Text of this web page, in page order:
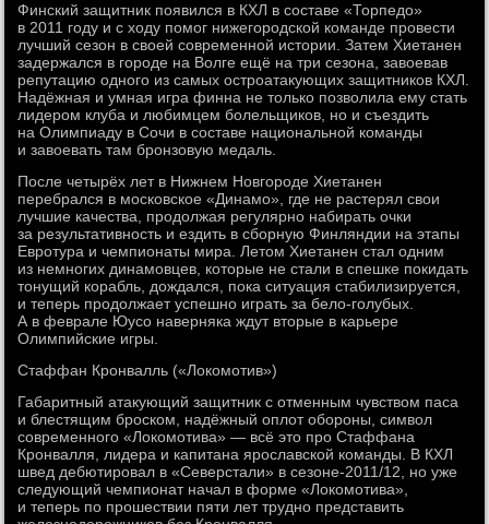
Финский защитник появился в КХЛ в составе «Торпедо»
в 2011 году и с ходу помог нижегородской команде провести
лучший сезон в своей современной истории. Затем Хиетанен
задержался в городе на Волге ещё на три сезона, завоевав
репутацию одного из самых остроатакующих защитников КХЛ.
Надёжная и умная игра финна не только позволила ему стать
лидером клуба и любимцем болельщиков, но и съездить
на Олимпиаду в Сочи в составе национальной команды
и завоевать там бронзовую медаль.
После четырёх лет в Нижнем Новгороде Хиетанен
перебрался в московское «Динамо», где не растерял свои
лучшие качества, продолжая регулярно набирать очки
за результативность и ездить в сборную Финляндии на этапы
Евротура и чемпионаты мира. Летом Хиетанен стал одним
из немногих динамовцев, которые не стали в спешке покидать
тонущий корабль, дождался, пока ситуация стабилизируется,
и теперь продолжает успешно играть за бело-голубых.
А в феврале Юусо наверняка ждут вторые в карьере
Олимпийские игры.
Стаффан Кронвалль («Локомотив»)
Габаритный атакующий защитник с отменным чувством паса
и блестящим броском, надёжный оплот обороны, символ
современного «Локомотива» — всё это про Стаффана
Кронвалля, лидера и капитана ярославской команды. В КХЛ
швед дебютировал в «Северстали» в сезоне-2011/12, но уже
следующий чемпионат начал в форме «Локомотива»,
и теперь по прошествии пяти лет трудно представить